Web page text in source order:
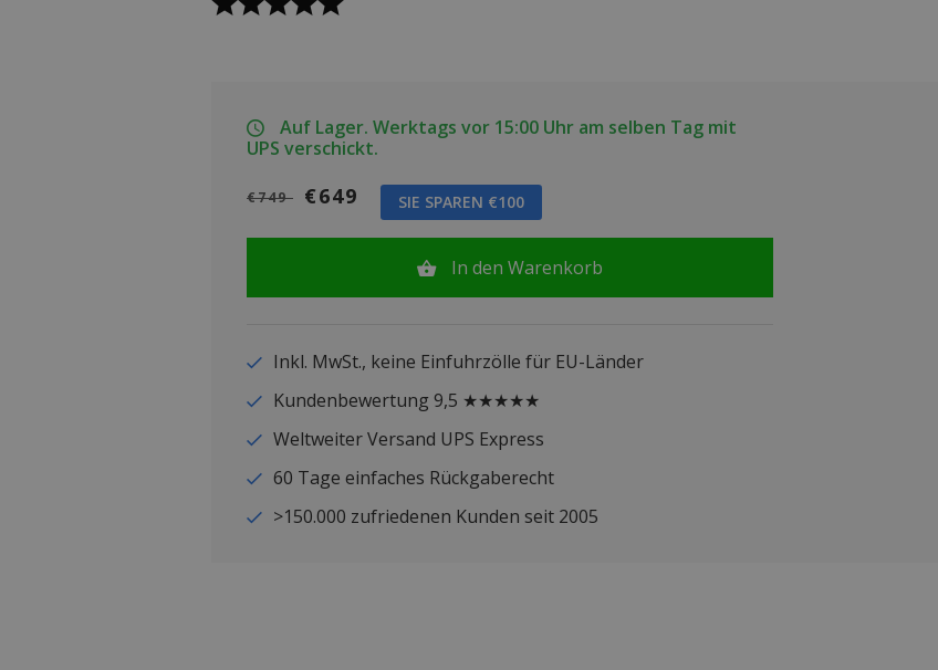
Auf Lager. Werktags vor 15:00 Uhr am selben Tag mit
UPS verschickt.
€749 €649 SIE SPAREN €100
In den Warenkorb
Inkl. MwSt., keine Einfuhrzölle für EU-Länder
Kundenbewertung 9,5 ★★★★★
Weltweiter Versand UPS Express
60 Tage einfaches Rückgaberecht
>150.000 zufriedenen Kunden seit 2005